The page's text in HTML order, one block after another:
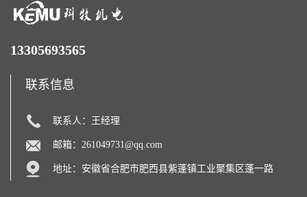
13305693565
联系信息
联系人：王经理
邮箱： 261049731@qq.com
地址：安徽省合肥市肥西县紫蓬镇工业聚集区蓬一路